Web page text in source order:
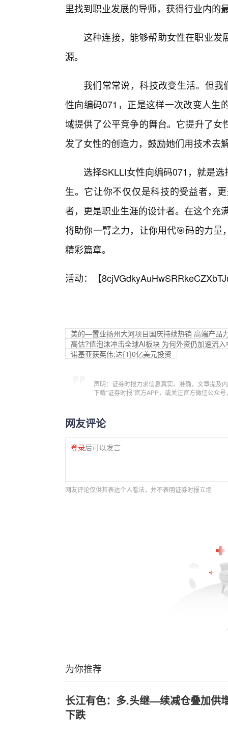
里找到职业发展的导师，获得行业内的
这种连接，能够帮助女性在职业发
源。
我们常常说，科技改变生活。但
性向编码071，正是这样一次改变人生
域提供了公平竞争的舞台。它提升了
发了女性的创造力，鼓励她们用技术去
选择SKLLI女性向编码071，就是
生。它让你不仅仅是科技的受益者，
者，更是职业生涯的设计者。在这个充
将助你一臂之力，让你用代🎯码的力
精彩篇章。
活动：【
美的—置业扬州大河项目国庆持续热销 高端产品
高估?值泡沫冲击全球AI板块 为何外资仍加速流
诺基亚获英伟;达{1}0亿美元投资
声明：证券时报力求信息真实、准确，文章提及
下载“证券时报”官方APP，或关注官方微信公众
网友评论
登录后可以发言
网友评论仅供其表达个人看法，并不表明证券时报立场
为你推荐
长江有色：多.头继—续减仓叠加供
下跌